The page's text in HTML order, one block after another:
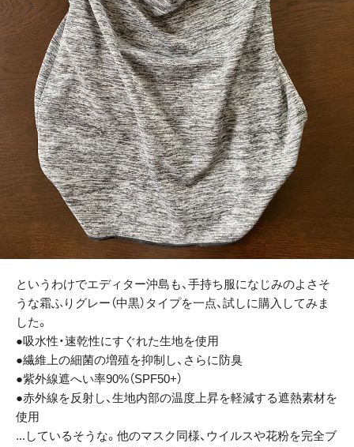
というわけでエディター沖島も、手持ち服になじみのよさそ
うな霜ふりグレー（中黒）タイプを一点、試しに購入してみま
した。
●吸水性・速乾性にすぐれた生地を使用
●繊維上の細菌の増殖を抑制し、さらに防臭
●紫外線遮へい率90%（SPF50+）
●赤外線を反射し、生地内部の温度上昇を軽減する遮熱素材を
使用
...しているそうな。他のマスク同様、ウイルスや花粉を完全ブ